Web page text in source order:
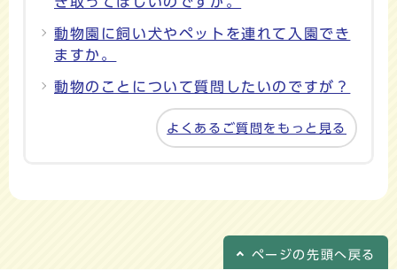
動物園に飼い犬やペットを連れて入園でき
ますか。
動物のことについて質問したいのですが？
よくあるご質問をもっと見る
ページの 先頭へ戻る